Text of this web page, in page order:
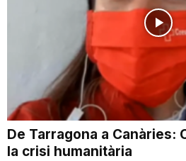
De Tarragona a Canàries:
la crisi humanitària